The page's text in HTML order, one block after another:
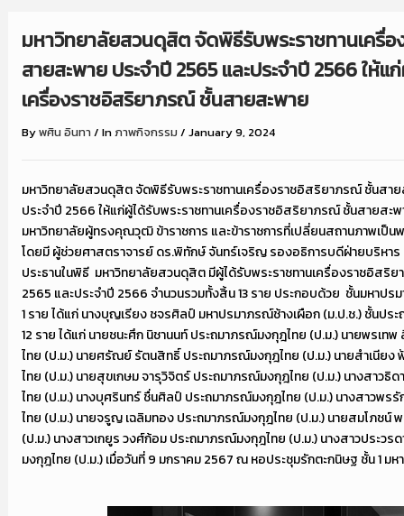
มหาวิทยาลัยสวนดุสิต จัดพิธีรับพระราชทานเครื่
สายสะพาย ประจำปี 2565 และประจำปี 2566 ให้
เครื่องราชอิสริยาภรณ์ ชั้นสายสะพาย
Byพศิน อินทา/ Inภาพกิจกรรม / January 9, 2024
มหาวิทยาลัยสวนดุสิต จัดพิธีรับพระราชทานเครื่องราชอิสริยาภรณ์ ชั้นสาย
ประจำปี 2566 ให้แก่ผู้ได้รับพระราชทานเครื่องราชอิสริยาภรณ์ ชั้นสายสะ
มหาวิทยาลัยผู้ทรงคุณวุฒิ ข้าราชการ และข้าราชการที่เปลี่ยนสถานภาพเป็น
โดยมี ผู้ช่วยศาสตราจารย์ ดร.พิทักษ์ จันทร์เจริญ รองอธิการบดีฝ่ายบริหา
ประธานในพิธี มหาวิทยาลัยสวนดุสิต มีผู้ได้รับพระราชทานเครื่องราชอิสริ
2565 และประจำปี 2566 จำนวนรวมทั้งสิ้น 13 ราย ประกอบด้วย ชั้นมหาปร
1 ราย ได้แก่นางบุญเรียง ชจรศิลป์ มหาปรมาภรณ์ช้างเผือก (ม.ป.ช.)ชั้นประ
12 ราย ได้แก่นายชนะศึก นิชานนท์ ประถมาภรณ์มงกุฎไทย (ป.ม.)นายพรเท
ไทย (ป.ม.)นายศรัณย์ รัตนสิทธิ์ ประถมาภรณ์มงกุฎไทย (ป.ม.)นายสำเนียง
ไทย (ป.ม.)นายสุขเกษม จารุวิจิตร์ ประถมาภรณ์มงกุฎไทย (ป.ม.)นางสาวธิ
ไทย (ป.ม.)นางบุศรินทร์ ชื่นศิลป์ ประถมาภรณ์มงกุฎไทย (ป.ม.)นางสาวพร
ไทย (ป.ม.)นายจรูญ เฉลิมทอง ประถมาภรณ์มงกุฎไทย (ป.ม.)นายสมโภชน์
(ป.ม.)นางสาวเกยูร วงศ์ก้อม ประถมาภรณ์มงกุฎไทย (ป.ม.)นางสาวประวร
มงกุฎไทย (ป.ม.)เมื่อวันที่ 9 มกราคม 2567 ณ หอประชุมรักตะกนิษฐ ชั้น 1 ม